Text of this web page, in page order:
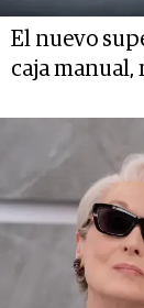
El nuevo
caja manual,